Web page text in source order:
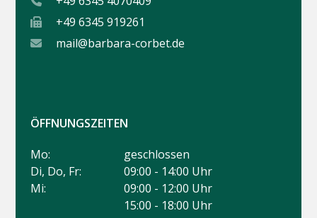
+49 6345 919261
mail@barbara-corbet.de
ÖFFNUNGSZEITEN
Mo:
geschlossen
Di, Do, Fr:
09:00 - 14:00 Uhr
Mi:
09:00 - 12:00 Uhr
15:00 - 18:00 Uhr